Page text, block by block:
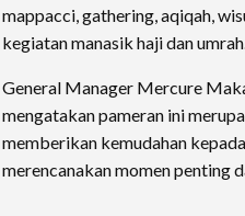
mappacci, gathering, aqiqah,
kegiatan manasik haji dan
General Manager Mercure
mengatakan pameran ini
memberikan kemudahan
merencanakan momen penting